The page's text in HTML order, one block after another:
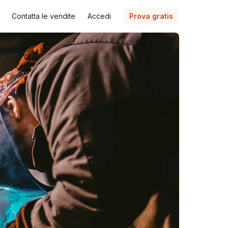
Contatta le vendite Accedi Prova gratis